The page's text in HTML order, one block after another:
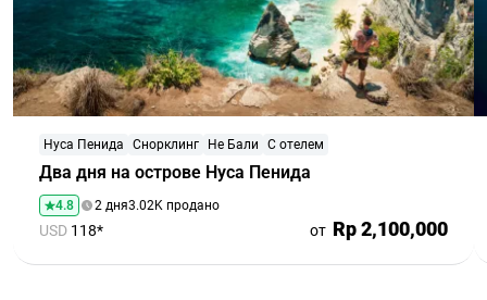
Два дня на острове Нуса Пенида
Нуса Пенида Снорклинг Не Бали С отелем
4.8 2 дня3.02K продано
USD 118* от Rp 2,100,000